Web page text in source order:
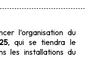
l’organisation du
, qui se tiendra le
les installations du